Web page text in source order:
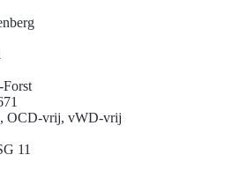
OCD-vrij, vWD-vrij
11